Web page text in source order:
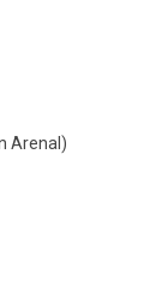
Arenal)